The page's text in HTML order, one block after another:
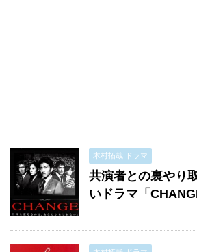
木村拓哉 ドラマ
共演者との裏やり
いドラマ「